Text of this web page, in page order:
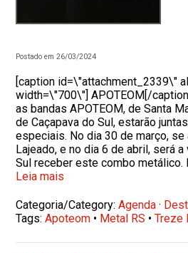
Postado em 26/03/2024
[caption id=\"attachment_2339\"
width=\"700\"] APOTEOM[/
as bandas APOTEOM, de Santa
de Caçapava do Sul, estarão
especiais. No dia 30 de março,
Lajeado, e no dia 6 de abril, será
Sul receber este combo metálico.
Leia mais
Categoria/Category:Agenda ·
Tags:Apoteom • Metal RS •Treze